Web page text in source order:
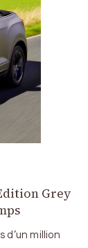
Grey
d’un million